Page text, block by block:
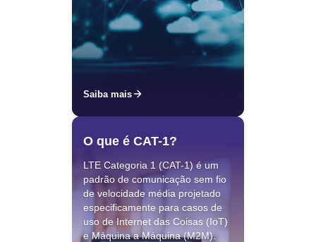
Saiba mais
O que é CAT-1?
LTE Categoria 1 (CAT-1) é um
padrão de comunicação sem fio
de velocidade média projetado
especificamente para casos de
uso de Internet das Coisas (IoT)
e Máquina a Máquina (M2M).